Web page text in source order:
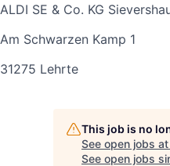
ALDI SE & Co. KG
Am Schwarzen Kamp 1
31275 Lehrte
This job is no
See open jobs at
See open jobs